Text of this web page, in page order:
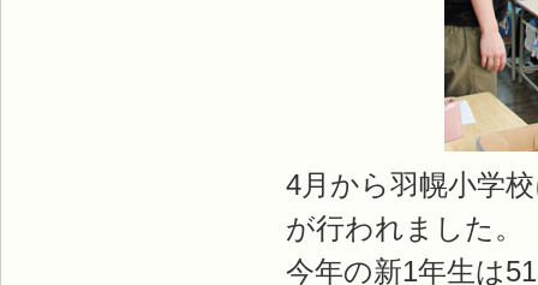
4月から羽幌小学
が行われました。
今年の新1年生は